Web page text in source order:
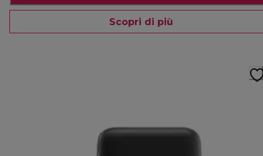
Scopri di più